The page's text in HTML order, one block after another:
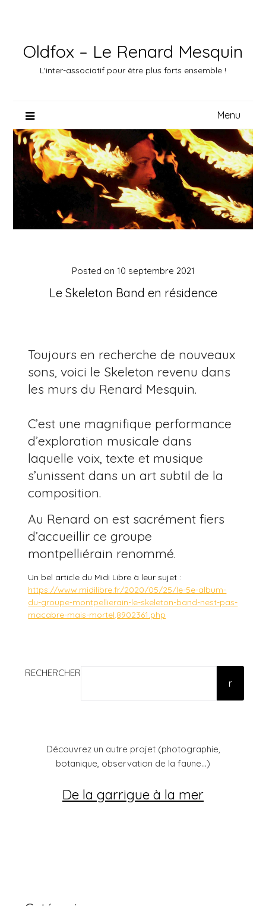
Oldfox – Le Renard Mesquin
L'inter-associatif pour être plus forts ensemble !
Menu
Le Skeleton Band en résidence
Posted on 10 septembre 2021
Toujours en recherche de nouveaux
sons, voici le Skeleton revenu dans
les murs du Renard Mesquin.
C’est une magnifique performance
d’exploration musicale dans
laquelle voix, texte et musique
s’unissent dans un art subtil de la
composition.
Au Renard on est sacrément fiers
d’accueillir ce groupe
montpelliérain renommé.
Un bel article du Midi Libre à leur sujet :
https://www.midilibre.fr/2020/05/25/le-5e-album-
du-groupe-montpellierain-le-skeleton-band-nest-pas-
macabre-mais-mortel,8902361.php
RECHERCHER
r
Découvrez un autre projet (photographie,
botanique, observation de la faune...)
De la garrigue à la mer